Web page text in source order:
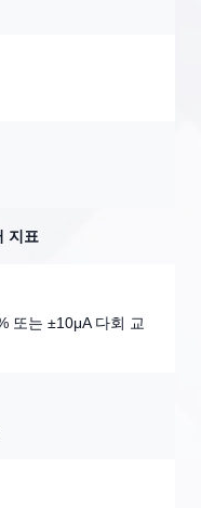
지표
또는 ±10μA 다회 교